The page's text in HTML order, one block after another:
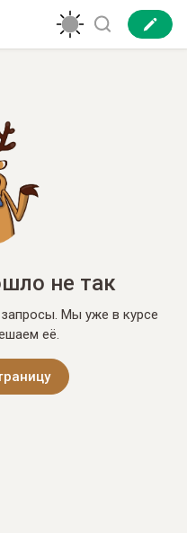
не так
Мы уже в курсе
её.